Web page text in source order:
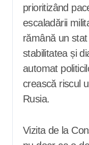
prioritizând
escaladării
rămână un
stabilitatea și
automat
crească riscul
Rusia.
Vizita de la